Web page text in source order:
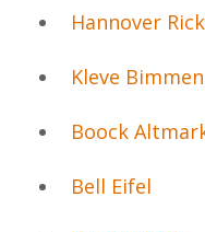
Hannover
Kleve Bimmen
Boock
Bell Eifel